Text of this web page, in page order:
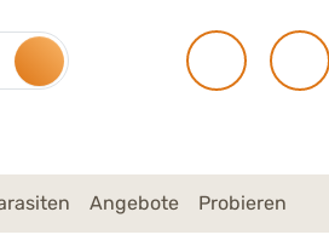
Angebote Probieren